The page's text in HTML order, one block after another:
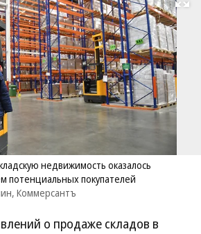
Развернуть
недвижимость оказалось
потенциальных покупателей
Коммерсантъ
о продаже складов в